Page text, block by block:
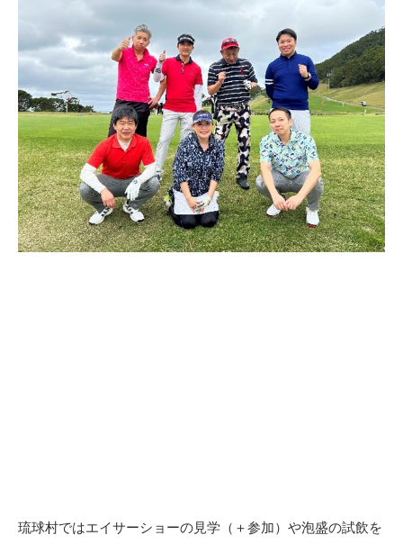
琉球村ではエイサーショーの見学（＋参加）や泡盛の試飲を